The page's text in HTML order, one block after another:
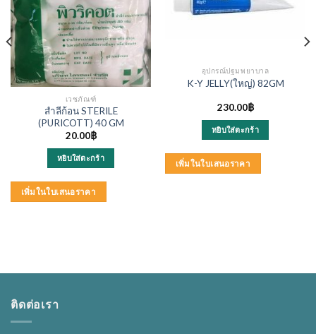
เวชภัณฑ์
สำลีก้อน STERILE
(PURICOTT) 40 GM
20.00฿
หยิบใส่ตะกร้า
เพิ่มในใบเสนอราคา
อุปกรณ์ปฐมพยาบาล
K-Y JELLY(ใหญ่) 82GM
230.00฿
หยิบใส่ตะกร้า
เพิ่มในใบเสนอราคา
ติดต่อเรา